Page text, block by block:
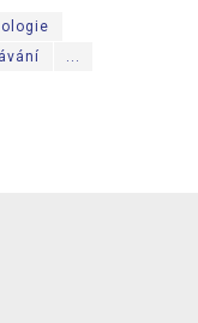
...